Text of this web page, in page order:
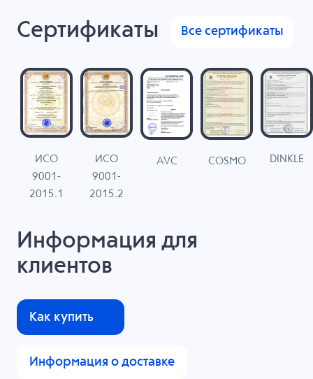
Сертификаты Все сертификаты
ИСО
9001-
2015.1
ИСО
9001-
2015.2
AVC COSMO DINKLE
Информация для
клиентов
Как купить
Информация о доставке